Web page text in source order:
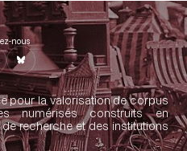
nous
pour la valorisation de corpus
numérisés construits en
recherche et des institutions